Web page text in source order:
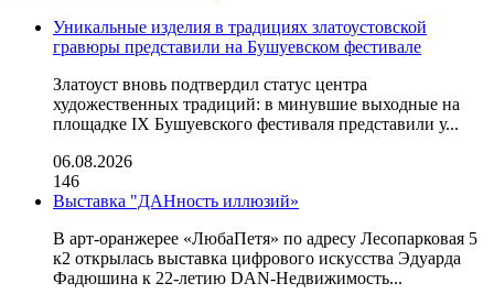
Уникальные изделия в традициях златоустовской
гравюры представили на Бушуевском фестивале
Златоуст вновь подтвердил статус центра
художественных традиций: в минувшие выходные на
площадке IX Бушуевского фестиваля представили у...
06.08.2026
146
Выставка "ДАНность иллюзий»
В арт-оранжерее «ЛюбаПетя» по адресу Лесопарковая 5
к2 открылась выставка цифрового искусства Эдуарда
Фадюшина к 22-летию DAN-Недвижимость...